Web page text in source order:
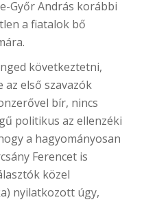
Győr András korábbi
a fiatalok bő
következtetni,
az első szavazók
bír, nincs
politikus az ellenzéki
a hagyományosan
Ferencet is
közel
nyilatkozott úgy,